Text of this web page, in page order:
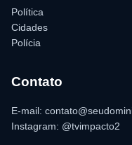
Política
Cidades
Polícia
Contato
E-mail:
Instagram: @tvimpacto2